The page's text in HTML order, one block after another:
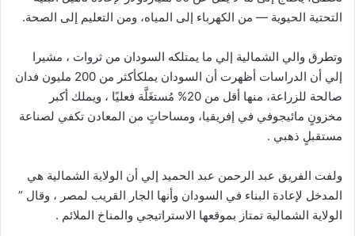
التحتية الحيوية — من الكهرباء إلى المياه، ومن التعليم إلى الصحة.
وتطرق والي الشمالية إلي ما يمتلكه السودان من ثروات ، مشيرا
إلي أن الدراسات أظهرت أن السودان يملكأكثر من مليون فدان
صالحة للزراعة، منها أقل من مُستغَلَّة فعليًا ، ويملك أكبر
مخزونٍ مائيجوفي في إفريقيا، ومساحاتٍ من المعادن تكفي لصناعة
مستقبلٍ ذهبي .
ولفت الفريق عبد الرحمن عبد الحميد إلي أن الولاية الشمالية هي
المدخل لإعادة البناء في السودان وأنها الجار القريب لمصر ، وقال ”
الولاية الشمالية تمتاز بموقعها الاستراتيجي والمناخ الملائم .